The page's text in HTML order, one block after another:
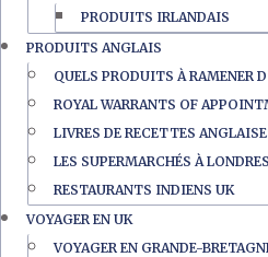
PRODUITS IRLANDAIS
PRODUITS ANGLAIS
QUELS PRODUITS À RAMENER
ROYAL WARRANTS OF
LIVRES DE RECETTES
LES SUPERMARCHÉS À LONDRES
RESTAURANTS INDIENS UK
VOYAGER EN UK
VOYAGER EN GRANDE-